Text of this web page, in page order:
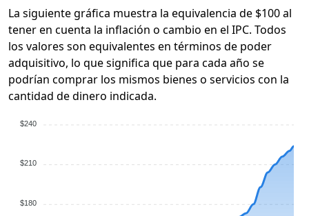
La siguiente gráfica muestra la equivalencia de $100 al
tener en cuenta la inflación o cambio en el IPC. Todos
los valores son equivalentes en términos de poder
adquisitivo, lo que significa que para cada año se
podrían comprar los mismos bienes o servicios con la
cantidad de dinero indicada.
$240
$210
$180